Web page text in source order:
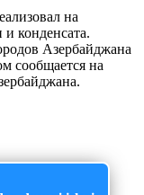
на
конденсата.
Азербайджана
сообщается на